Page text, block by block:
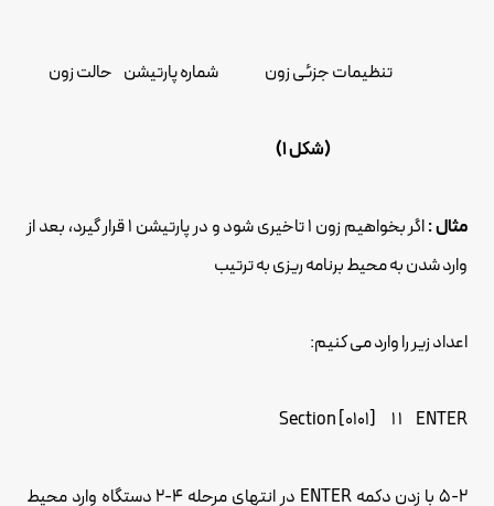
تنظیمات جزئی زون شماره پارتیشن حالت زون
(شکل 1)
مثال :
اگر بخواهیم زون 1 تاخیری شود و در پارتیشن 1 قرار گیرد، بعد از
وارد شدن به محیط برنامه ریزی به ترتیب
اعداد زیر را وارد می کنیم:
Section [0101] 1 1 ENTER
5-2 با زدن دکمه ENTER در انتهای مرحله 4-2 دستگاه وارد محیط